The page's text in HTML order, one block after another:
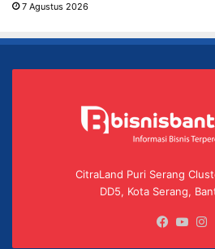
7 Agustus 2026
CitraLand Puri Serang
DD5, Kota Serang,